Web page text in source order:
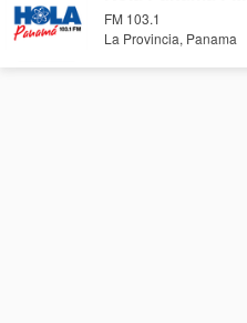
FM 103.1
La Provincia, Panama